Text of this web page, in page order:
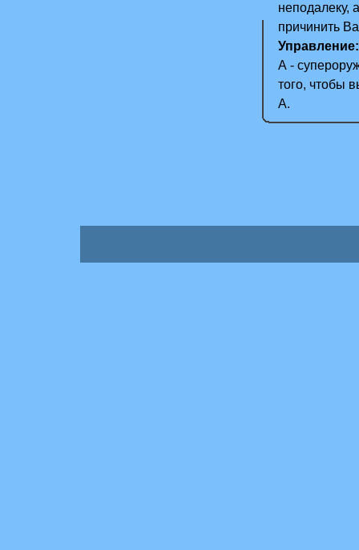
неподалеку,
причинить
Управление:
А -
того, чтобы
А.